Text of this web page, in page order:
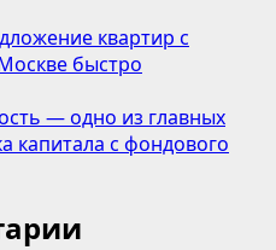
квартир с
быстро
— одно из главных
капитала с фондового